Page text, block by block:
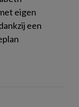
eigen
een